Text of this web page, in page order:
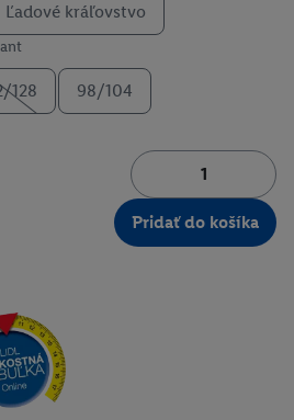
Ľadové kráľovstvo
128 98/104
Pridať do košíka